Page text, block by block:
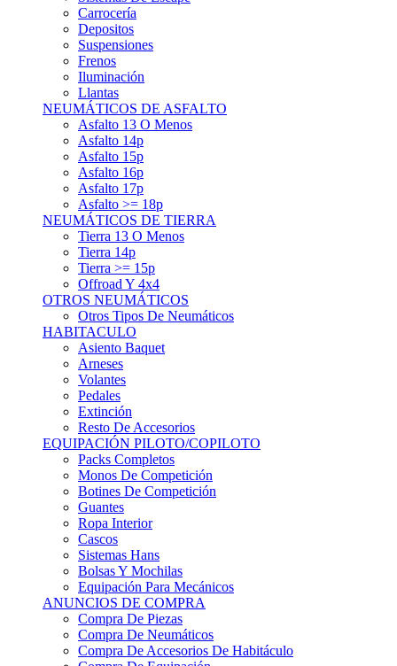
Depositos
Suspensiones
Frenos
Iluminación
Llantas
NEUMÁTICOS DE ASFALTO
Asfalto 13 O Menos
Asfalto 14p
Asfalto 15p
Asfalto 16p
Asfalto 17p
Asfalto >= 18p
NEUMÁTICOS DE TIERRA
Tierra 13 O Menos
Tierra 14p
Tierra >= 15p
Offroad Y 4x4
OTROS NEUMÁTICOS
Otros Tipos De Neumáticos
HABITACULO
Asiento Baquet
Arneses
Volantes
Pedales
Extinción
Resto De Accesorios
EQUIPACIÓN PILOTO/COPILOTO
Packs Completos
Monos De Competición
Botines De Competición
Guantes
Ropa Interior
Cascos
Sistemas Hans
Bolsas Y Mochilas
Equipación Para Mecánicos
ANUNCIOS DE COMPRA
Compra De Piezas
Compra De Neumáticos
Compra De Accesorios De Habitáculo
Compra De Equipación
VEHÍCULOS CLÁSICOS